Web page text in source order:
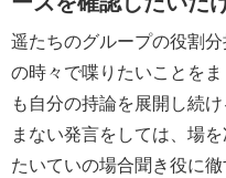
遥たちのグループの役割
の時々で喋りたいことを
も自分の持論を展開し続
まない発言をしては、場
たいていの場合聞き役に徹